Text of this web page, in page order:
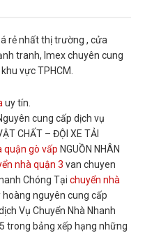
rẻ nhất thị trường , cửa
tranh, Imex chuyên cung
vực TPHCM.
uy tín.
cung cấp dịch vụ
CHẤT – ĐỘI XE TẢI
quận gò vấp NGUỒN NHÂN
nhà quận 3 van chuyen
Chóng Tại chuyển nhà
nguyên cung cấp
Vụ Chuyển Nhà Nhanh
trong bảng xếp hạng những